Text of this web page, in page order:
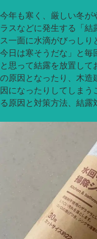
今年も寒く、厳しい冬が
ラスなどに発生する「結
ス一面に水滴がびっしり
今日は寒そうだな」と毎
と思って結露を放置し
の原因となったり、木造
因になったりしてしまう
る原因と対策方法、結